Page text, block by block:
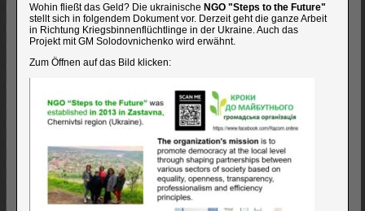
Wohin fließt das Geld? Die ukrainische NGO "Steps to the Future"
stellt sich in folgendem Dokument vor. Derzeit geht die ganze Arbeit
in Richtung Kriegsbinnenflüchtlinge in der Ukraine. Auch das
Projekt mit GM Solodovnichenko wird erwähnt.
Zum Öffnen auf das Bild klicken: